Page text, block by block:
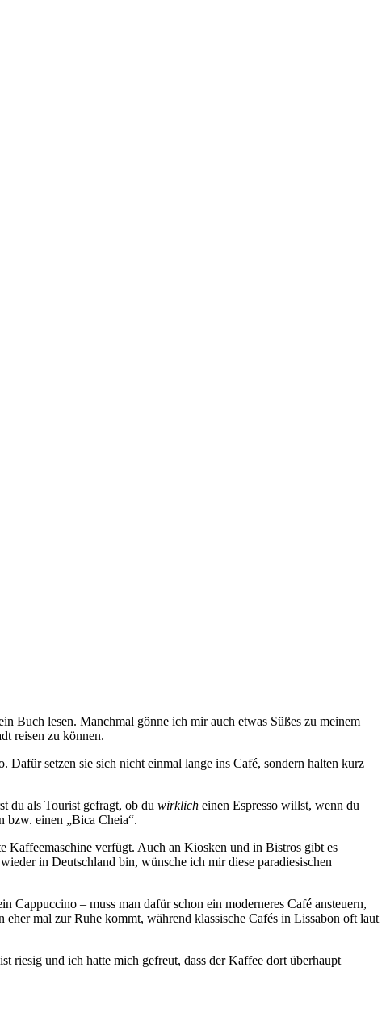
Buch lesen. Manchmal gönne ich mir auch etwas Süßes zu meinem
reisen zu können.
Dafür setzen sie sich nicht einmal lange ins Café, sondern halten kurz
du als Tourist gefragt, ob du wirklich einen Espresso willst, wenn du
bzw. einen „Bica Cheia“.
Kaffeemaschine verfügt. Auch an Kiosken und in Bistros gibt es
in Deutschland bin, wünsche ich mir diese paradiesischen
– muss man dafür schon ein moderneres Café ansteuern,
mal zur Ruhe kommt, während klassische Cafés in Lissabon oft laut
riesig und ich hatte mich gefreut, dass der Kaffee dort überhaupt